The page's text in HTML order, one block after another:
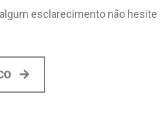
esclarecimento não hesite